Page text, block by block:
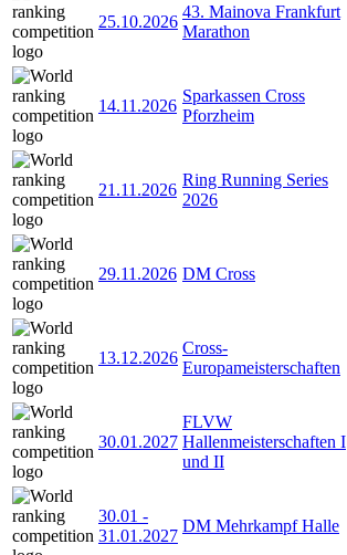
25.10.2026
43. Mainova Frankfurt
Marathon
14.11.2026
Sparkassen Cross
Pforzheim
21.11.2026
Ring Running Series
2026
29.11.2026 DM Cross
13.12.2026
Cross-
Europameisterschaften
30.01.2027
FLVW
Hallenmeisterschaften I
und II
30.01 -
31.01.2027
DM Mehrkampf Halle